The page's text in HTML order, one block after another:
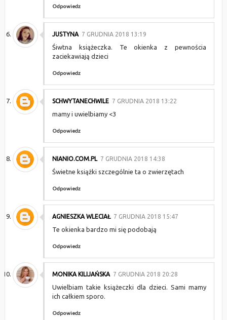
Odpowiedz
JUSTYNA 7 GRUDNIA 2018 13:19
Śiwtna książeczka. Te okienka z pewnościa
zaciekawiają dzieci
Odpowiedz
SCHWYTANECHWILE 7 GRUDNIA 2018 13:22
mamy i uwielbiamy <3
Odpowiedz
NIANIO.COM.PL 7 GRUDNIA 2018 14:38
Świetne książki szczególnie ta o zwierzętach
Odpowiedz
AGNIESZKA WLECIAŁ 7 GRUDNIA 2018 15:47
Te okienka bardzo mi się podobają
Odpowiedz
MONIKA KILIJAŃSKA 7 GRUDNIA 2018 20:28
Uwielbiam takie książeczki dla dzieci. Sami mamy
ich całkiem sporo.
Odpowiedz